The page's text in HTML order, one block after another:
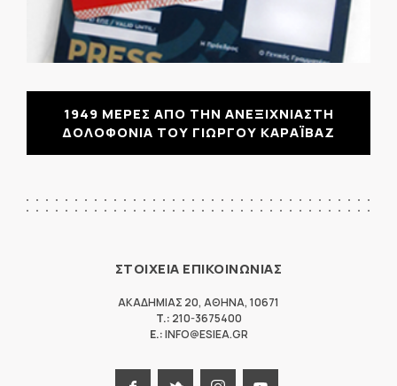
1949 ΜΕΡΕΣ ΑΠΟ ΤΗΝ ΑΝΕΞΙΧΝΙΑΣΤΗ
ΔΟΛΟΦΟΝΙΑ ΤΟΥ ΓΙΩΡΓΟΥ ΚΑΡΑΪΒΑΖ
ΣΤΟΙΧΕΙΑ ΕΠΙΚΟΙΝΩΝΙΑΣ
ΑΚΑΔΗΜΙΑΣ 20, ΑΘΗΝΑ, 10671
T.: 210-3675400
E.:INFO@ESIEA.GR